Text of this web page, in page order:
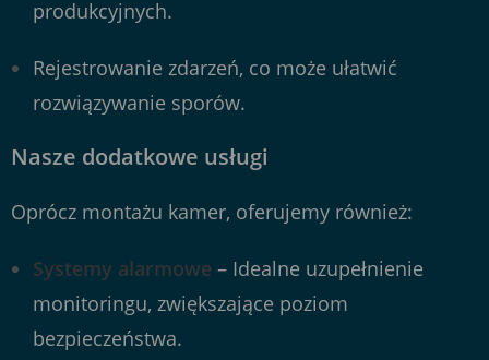
produkcyjnych.
Rejestrowanie zdarzeń, co może ułatwić
rozwiązywanie sporów.
Nasze dodatkowe usługi
Oprócz montażu kamer, oferujemy również:
Systemy alarmowe – Idealne uzupełnienie
monitoringu, zwiększające poziom
bezpieczeństwa.